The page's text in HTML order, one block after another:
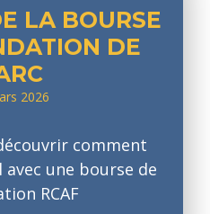
LA BOURSE
DE
2026
comment
une bourse de
RCAF